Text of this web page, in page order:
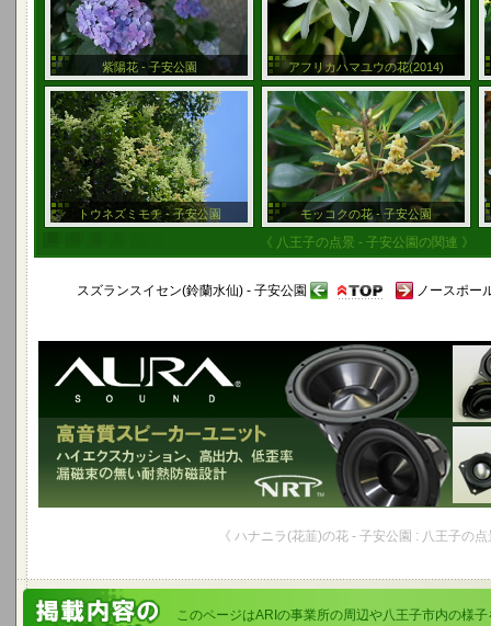
紫陽花 - 子安公園 アフリカハマユウの花(2014)
トウネズミモチ - 子安公園 モッコクの花 - 子安公園
《 八王子の点景 - 子安公園の関連 》
スズランスイセン(鈴蘭水仙) - 子安公園 ノースポー
《 ハナニラ(花韮)の花 - 子安公園 : 八王子の点
このページはARIの事業所の周辺や八王子市内の様